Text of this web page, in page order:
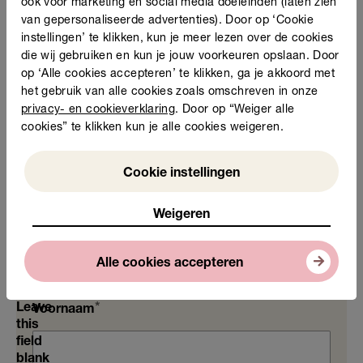
een gesprek bij de
dokter voeren
een telefoongesprek
voeren
een praatje maken
Meld je aan.
Vul alles in. Dan word je gebeld.
Vaardigheden
Voornaam
Leave
this
field
blank
ook voor marketing en social media doeleinden (laten zien
van gepersonaliseerde advertenties). Door op ‘Cookie
instellingen’ te klikken, kun je meer lezen over de cookies
die wij gebruiken en kun je jouw voorkeuren opslaan. Door
op ‘Alle cookies accepteren’ te klikken, ga je akkoord met
het gebruik van alle cookies zoals omschreven in onze
privacy- en cookieverklaring. Door op “Weiger alle
cookies” te klikken kun je alle cookies weigeren.
Cookie instellingen
Weigeren
Alle cookies accepteren